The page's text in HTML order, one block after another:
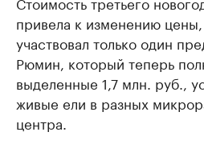
привела к изменению
участвовал только один
Рюмин, который теперь
выделенные 1,7 млн. руб.,
живые ели в разных
центра.